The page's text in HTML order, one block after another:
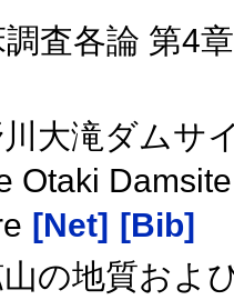
査各論 第4
大滝ダムサ
Otaki
[Net] [Bib]
の地質およ